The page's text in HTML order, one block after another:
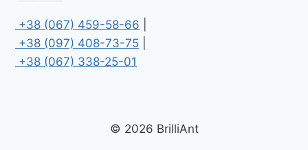
+38 (067) 459-58-66
+38 (097) 408-73-75
+38 (067) 338-25-01
© 2026 BrilliAnt